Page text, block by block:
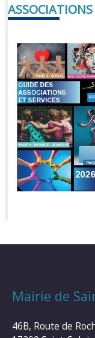
ASSOCIATIONS
Mairie de
46B, Route de